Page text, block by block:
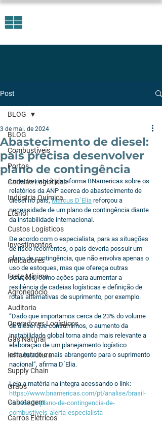
Post
BLOG
Combustíveis
Portos
Cadeias Logísticas
Indústria Química
Etanol
Custos Logísticos
Investimentos
Indicadores
Frete Mínimo
Agronegócio
Auditoria
Operadores Logísticos
Gás Natural
Infraestrutura
Supply Chain
Grãos
Cabotagem
Carros Elétricos
BLOG
Abastecimento de diesel:
país precisa desenvolver
plano de contingência
3 de mai. de 2024
Em entrevista à plataforma BNamericas sobre os
relatórios da ANP acerca do abastecimento de
diesel no país, Marcus D´Elia reforçou a
necessidade de um plano de contingência diante
da instabilidade internacional.
De acordo com o especialista, para as situações
de risco recorrentes, o país deveria possuir um
plano de contingência, que não envolva apenas o
uso de estoques, mas que ofereça outras
soluções, como ações para aumentar a
resiliência de cadeias logísticas e definição de
rotas alternativas de suprimento, por exemplo.
“Dado que importamos cerca de 23% do volume
de diesel que consumimos, o aumento da
instabilidade global torna ainda mais relevante a
elaboração de um planejamento logístico
estruturado e mais abrangente para o suprimento
nacional”, afirma D´Elia.
Leia a matéria na íntegra acessando o link:
https://www.bnamericas.com/pt/analise/brasil-
carece-de-plano-de-contingencia-de-
combustiveis-alerta-especialista